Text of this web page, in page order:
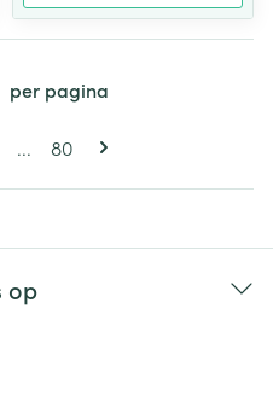
Pagina's pagina
... Pagina
80
per pagina
op